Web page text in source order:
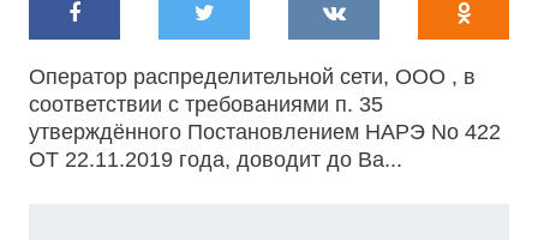
Оператор распределительной сети, ООО , в
соответствии с требованиями п. 35
утверждённого Постановлением НАРЭ Nо 422
ОТ 22.11.2019 года, доводит до Ва...